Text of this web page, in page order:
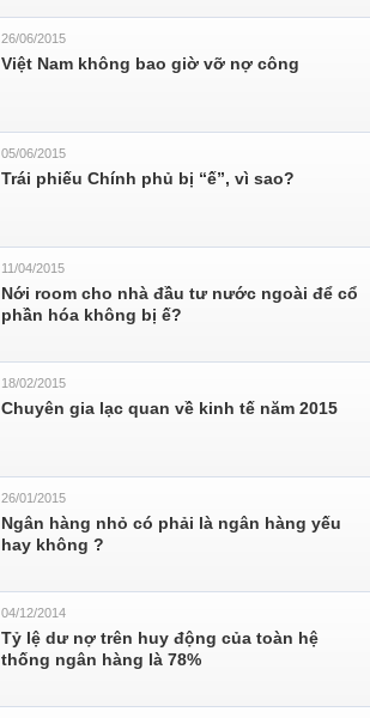
26/06/2015
​Việt Nam không bao giờ vỡ nợ công
05/06/2015
Trái phiếu Chính phủ bị “ế”, vì sao?
11/04/2015
Nới room cho nhà đầu tư nước ngoài để cổ
phần hóa không bị ế?
18/02/2015
Chuyên gia lạc quan về kinh tế năm 2015
26/01/2015
Ngân hàng nhỏ có phải là ngân hàng yếu
hay không ?
04/12/2014
Tỷ lệ dư nợ trên huy động của toàn hệ
thống ngân hàng là 78%